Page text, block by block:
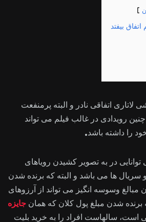
بیفتد
اتفاقی نادر و البته پرمنفعت
رویدادی در غالب فیلم می تواند
را داشته باشد.
در به تصویر کشیدن رویاهای
و سریال ها می باشد و البته که برنده شدن
مبالغ وسوسه انگیز می تواند از آرزوهای
شدن مبلغ پول کلان که همان جایزه
است، سالهاست افراد را به خرید بلیت